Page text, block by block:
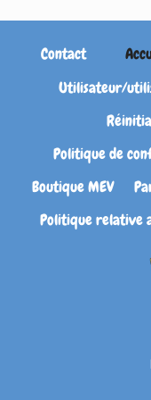
Contact
Utilisateur/
Politique de
Boutique MEV
Politique relative